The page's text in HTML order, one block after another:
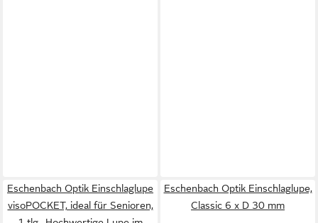
Eschenbach Optik Einschlaglupe
visoPOCKET, ideal für Senioren,
Eschenbach Optik Einschlaglupe,
Classic 6 x D 30 mm